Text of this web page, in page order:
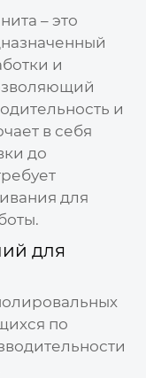
– это
и
и
в себя
до
для
для
по